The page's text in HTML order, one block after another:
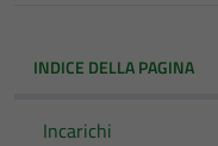
INDICE DELLA PAGINA
Incarichi